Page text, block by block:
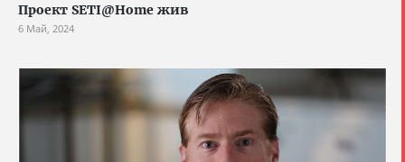
Проект SETI@Home жив
6 Май, 2024